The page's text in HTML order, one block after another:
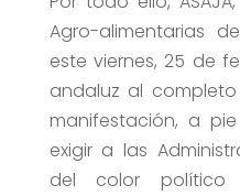
Agro-alimentarias
este viernes, 25 de
andaluz al
manifestación, a
exigir a las
del color político